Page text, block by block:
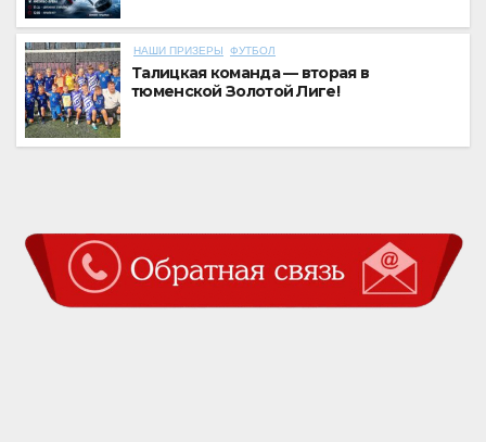
НАШИ ПРИЗЕРЫ ФУТБОЛ
Талицкая команда — вторая в
тюменской Золотой Лиге!